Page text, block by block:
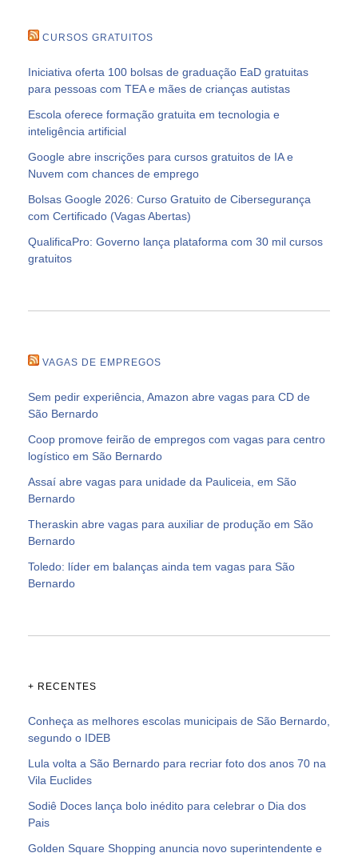
CURSOS GRATUITOS
Iniciativa oferta 100 bolsas de graduação EaD gratuitas
para pessoas com TEA e mães de crianças autistas
Escola oferece formação gratuita em tecnologia e
inteligência artificial
Google abre inscrições para cursos gratuitos de IA e
Nuvem com chances de emprego
Bolsas Google 2026: Curso Gratuito de Cibersegurança
com Certificado (Vagas Abertas)
QualificaPro: Governo lança plataforma com 30 mil cursos
gratuitos
VAGAS DE EMPREGOS
Sem pedir experiência, Amazon abre vagas para CD de
São Bernardo
Coop promove feirão de empregos com vagas para centro
logístico em São Bernardo
Assaí abre vagas para unidade da Pauliceia, em São
Bernardo
Theraskin abre vagas para auxiliar de produção em São
Bernardo
Toledo: líder em balanças ainda tem vagas para São
Bernardo
+ RECENTES
Conheça as melhores escolas municipais de São Bernardo,
segundo o IDEB
Lula volta a São Bernardo para recriar foto dos anos 70 na
Vila Euclides
Sodiê Doces lança bolo inédito para celebrar o Dia dos
Pais
Golden Square Shopping anuncia novo superintendente e